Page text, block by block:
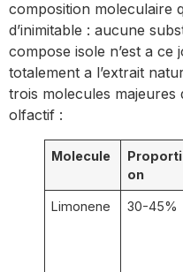
composition moleculaire
d’inimitable : aucune
compose isole n’est a
totalement a l’extrait
trois molecules
olfactif :
Molecule
Proporti
on
Limonene 30-45%